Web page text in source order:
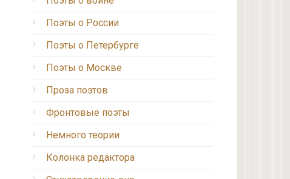
Поэты о России
Поэты о Петербурге
Поэты о Москве
Проза поэтов
Фронтовые поэты
Немного теории
Колонка редактора